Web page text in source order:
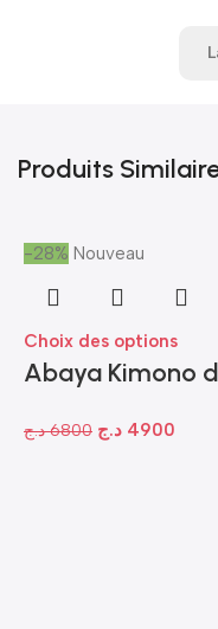
Produits
-28% Nouveau
Choix des options
Abaya Kimono
– Édition
6800 د.ج 4900 د.ج